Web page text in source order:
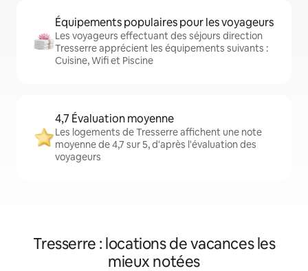
Équipements populaires pour les voyageurs
Les voyageurs effectuant des séjours direction
Tresserre apprécient les équipements suivants :
Cuisine, Wifi et Piscine
4,7 Évaluation moyenne
Les logements de Tresserre affichent une note
moyenne de 4,7 sur 5, d'après l'évaluation des
voyageurs
Tresserre : locations de vacances les
mieux notées